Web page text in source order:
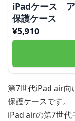
iPadケース ア
保護ケース
¥5,910
第7世代iPad air向
保護ケースです。
iPad airの第7世代